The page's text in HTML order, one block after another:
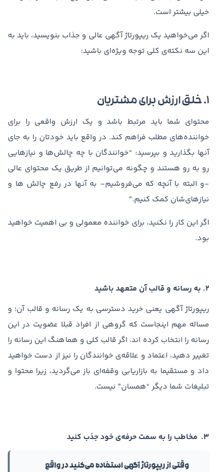
خیلی بیشتر است.
اگر می‌خواهید یک ریپورتاژ آگهی عالی و جذاب بنویسید، باید به
این سه نکته‌ی کلی توجه ویژه‌ای باشید:
۱. خلق ارزش برای مشتریان
محتوای شما باید مرتبط باشد و یک ارزش واقعی را برای
خواننده‌های مطلب فراهم کند. در واقع باید خودتان را به جای
آنها بگذارید و بپرسید: “خوانندگان با چه چالش‌ها و نیازهایی
رو به رو هستند و چگونه می‌توانیم از طریق یک محتوای عالی
-و البته با آنچه که می‌فروشیم- به آنها در رفع چالش ها و
نیازهای‌شان کمک کنیم.”
اگر این کار را نکنید، برای خواننده معمولی و بی اهمیت خواهید
بود.
۲. به رسانه و قالب آن متعهد باشید
ریپورتاژ آگهی یعنی خرید دسترسی به یک رسانه و قالب آن؛ و
مساله مهم اینجاست که گروهی از افراد قبلا عضویت در این
رسانه را انتخاب کرده اند. اگر قالب کلی و هماهنگ این رسانه را
تغییر دهید، اعتماد و علاقه‌ی خوانندگان را نیز از دست خواهید
داد و مستقیما به بازاریابی وقفه‌ای باز می‌گردید، زیرا محتوا و
تبلیغات شما دیگر “همسان” نیست.
۳. مخاطب را به سمت حرفه‌ی خود جذب کنید
وقتی از ریپورتاژ آگهی استفاده می‌کنید در واقع